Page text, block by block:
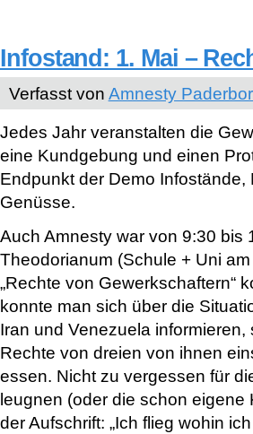
Infostand: 1. Mai –
Verfasst von Amnesty
Jedes Jahr veranstalten die
eine Kundgebung und einen
Endpunkt der Demo
Genüsse.
Auch Amnesty war von 9:30 bis
Theodorianum (Schule + Uni
„Rechte von Gewerkschaftern“
konnte man sich über die
Iran und Venezuela
Rechte von dreien von ihnen
essen. Nicht zu vergessen für
leugnen (oder die schon eigene
der Aufschrift: „Ich flieg wohin